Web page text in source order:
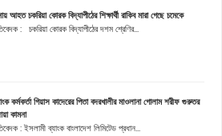
আহত চকরিয়া কোরক বিদ্যাপীঠের শিক্ষার্থী রাকিব মারা গেছে চমেকে
: চকরিয়া কোরক বিদ্যাপীঠের দশম শ্রেণির...
কর্মকর্তা গিয়াস কাদেরের পিতা বদরখালীর মাওলানা গোলাম শরীফ গুরুতর
কামনা
: ইসলামী ব্যাংক বাংলাদেশ লিমিটেড প্রধান...